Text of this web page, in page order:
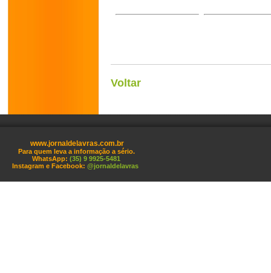
Voltar
www.jornaldelavras.com.br
Para quem leva a informação a sério.
WhatsApp: (35) 9 9925-5481
Instagram e Facebook: @jornaldelavras